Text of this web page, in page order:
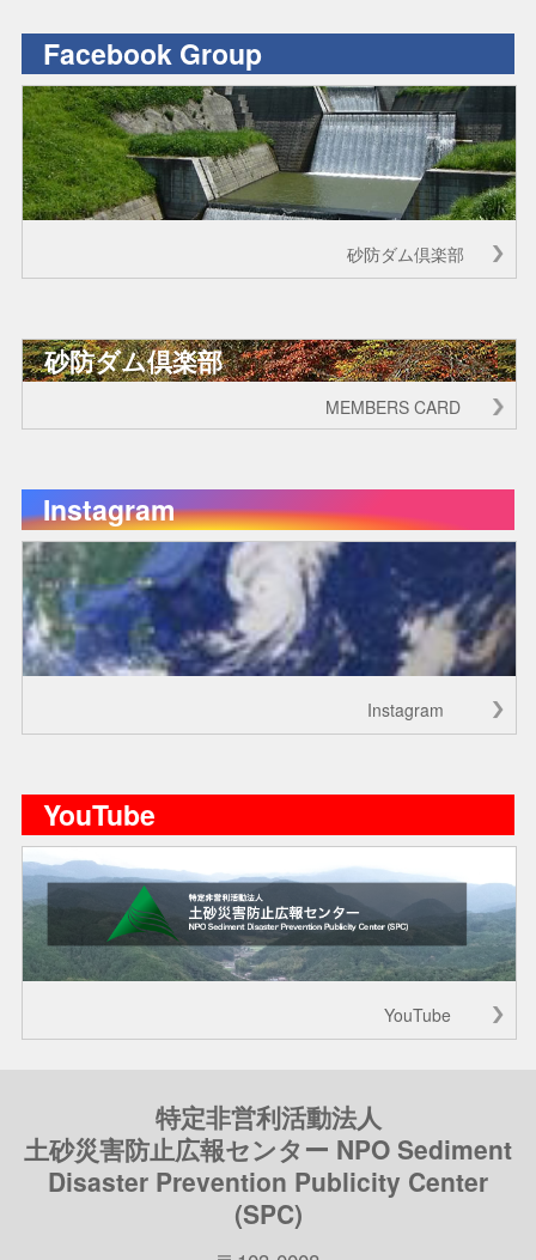
Facebook Group
砂防ダム倶楽部
砂防ダム倶楽部
MEMBERS CARD
Instagram
Instagram
YouTube
YouTube
特定非営利活動法人
土砂災害防止広報センター NPO Sediment
Disaster Prevention Publicity Center
(SPC)